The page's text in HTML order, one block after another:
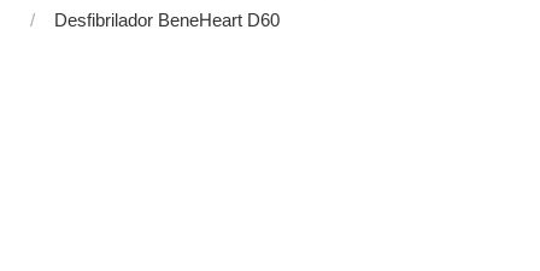
Desfibrilador BeneHeart D60